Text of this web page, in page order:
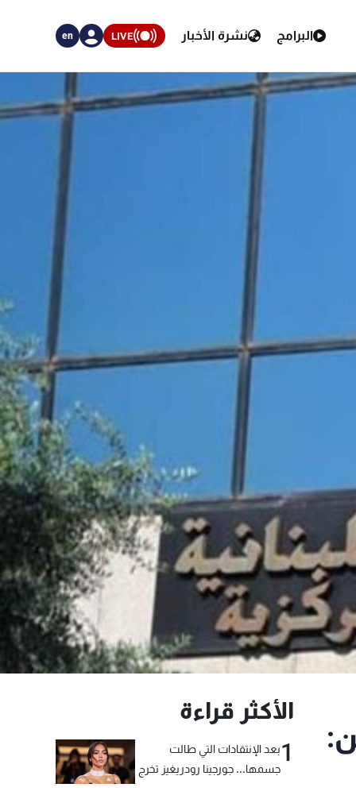
البرامج نشرة الأخبار LIVE
en
الأكثر قراءة
1بعد الإنتقادات التي طالت
جسمها... جورجينا رودريغيز تخرج